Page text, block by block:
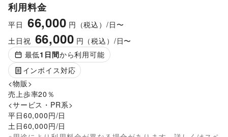
利用料金
平日 66,000 円（税込）/日〜
土日祝 66,000 円（税込）/日〜
最低1 日間から利用可能
インボイス対応
<物販>
売上歩率20％
<サービス・PR系>
平日60,000円/日